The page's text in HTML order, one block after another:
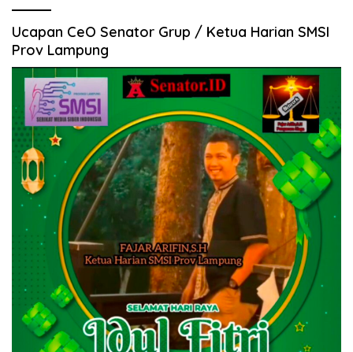
Ucapan CeO Senator Grup / Ketua Harian SMSI
Prov Lampung